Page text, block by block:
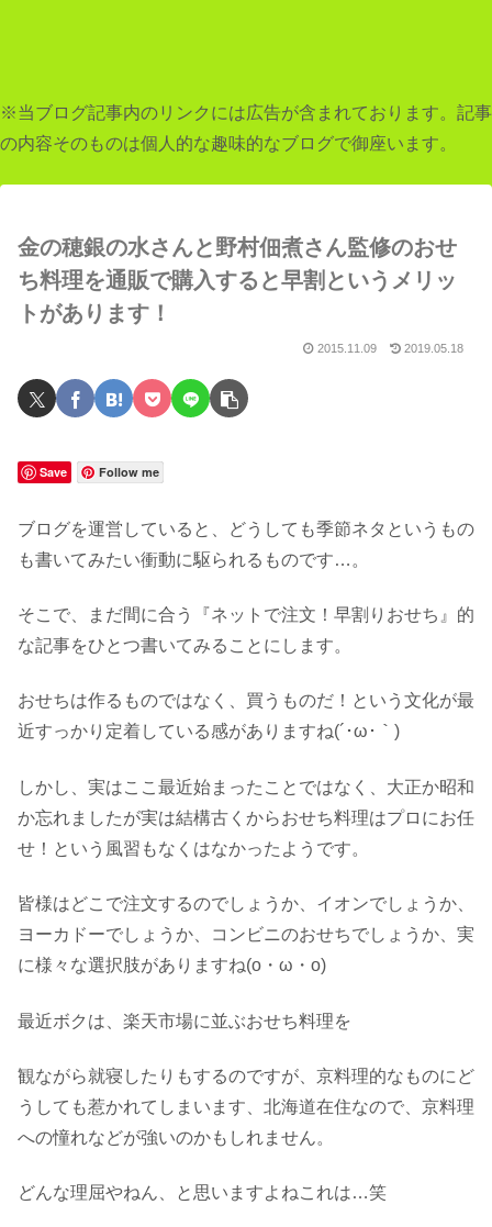
※当ブログ記事内のリンクには広告が含まれております。記事
の内容そのものは個人的な趣味的なブログで御座います。
金の穂銀の水さんと野村佃煮さん監修のおせ
ち料理を通販で購入すると早割というメリッ
トがあります！
2015.11.09 2019.05.18
Save Follow me
ブログを運営していると、どうしても季節ネタというもの
も書いてみたい衝動に駆られるものです…。
そこで、まだ間に合う『ネットで注文！早割りおせち』的
な記事をひとつ書いてみることにします。
おせちは作るものではなく、買うものだ！という文化が最
近すっかり定着している感がありますね(´･ω･｀)
しかし、実はここ最近始まったことではなく、大正か昭和
か忘れましたが実は結構古くからおせち料理はプロにお任
せ！という風習もなくはなかったようです。
皆様はどこで注文するのでしょうか、イオンでしょうか、
ヨーカドーでしょうか、コンビニのおせちでしょうか、実
に様々な選択肢がありますね(o・ω・o)
最近ボクは、楽天市場に並ぶおせち料理を
観ながら就寝したりもするのですが、京料理的なものにど
うしても惹かれてしまいます、北海道在住なので、京料理
への憧れなどが強いのかもしれません。
どんな理屈やねん、と思いますよねこれは…笑